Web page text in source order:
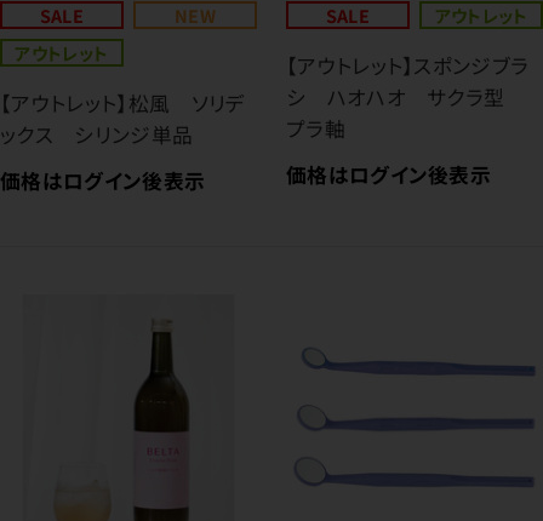
SALE
NEW
アウトレット
【アウトレット】松風 ソリデ
ックス シリンジ単品
価格はログイン後表示
SALE アウトレット
【アウトレット】スポンジブラ
シ ハオハオ サクラ型
プラ軸
価格はログイン後表示